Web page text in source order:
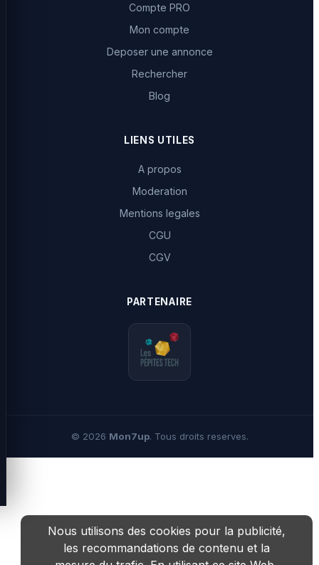
Nous utilisons des cookies pour la publicité,
les recommandations de contenu et la
Compte PRO
Mon compte
Deposer une annonce
Rechercher
Blog
LIENS UTILES
A propos
Moderation
Mentions legales
CGU
CGV
PARTENAIRE
© 2026 Mon7up. Tous droits reserves.